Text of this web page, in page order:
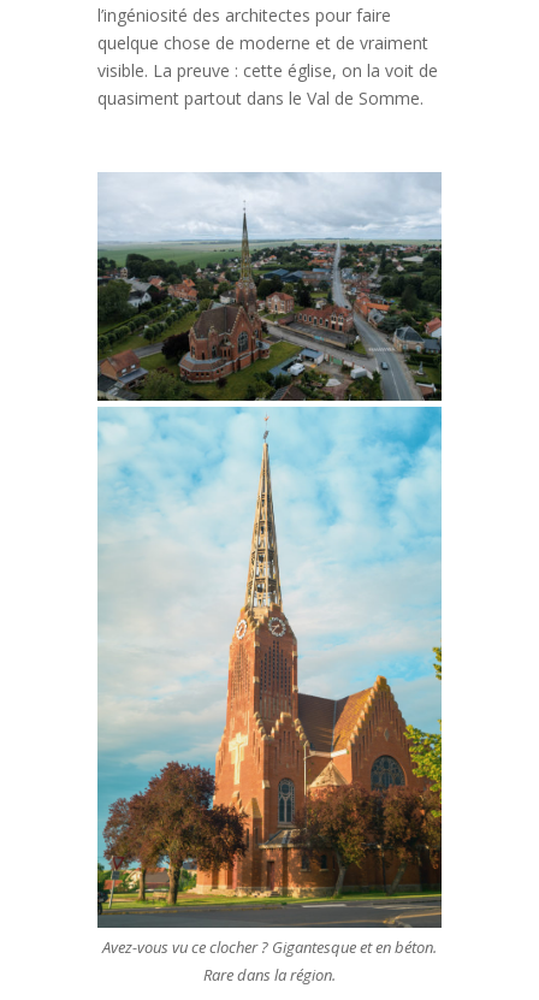
l’ingéniosité des architectes pour faire
quelque chose de moderne et de vraiment
visible. La preuve : cette église, on la voit de
quasiment partout dans le Val de Somme.
Avez-vous vu ce clocher ? Gigantesque et en béton.
Rare dans la région.